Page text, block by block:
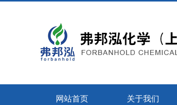
网站首页 关于我们